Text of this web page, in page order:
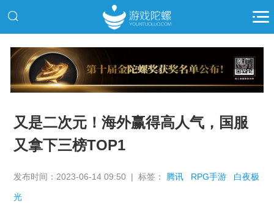
推广
又是二次元！海外赢得高人气，国服
又拿下三榜TOP1
发布时间：2023-06-14 09:50 | 标签： 腾讯 RPG手游 白夜极
光